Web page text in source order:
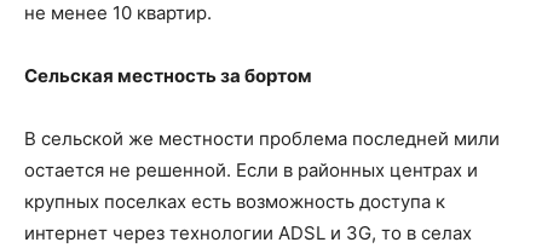
не менее 10 квартир.
Сельская местность за бортом
В сельской же местности проблема последней мили
остается не решенной. Если в районных центрах и
крупных поселках есть возможность доступа к
интернет через технологии ADSL и 3G, то в селах